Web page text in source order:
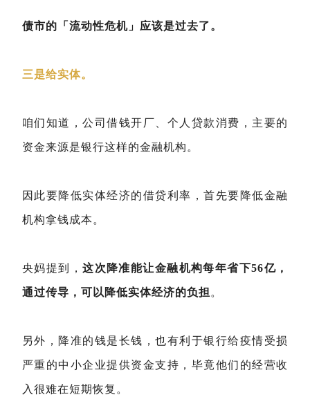
债市的「流动性危机」应该是过去了。
三是给实体。
咱们知道，公司借钱开厂、个人贷款消费，主要的
资金来源是银行这样的金融机构。
因此要降低实体经济的借贷利率，首先要降低金融
机构拿钱成本。
央妈提到，这次降准能让金融机构每年省下56亿，
通过传导，可以降低实体经济的负担 。
另外，降准的钱是长钱，也有利于银行给疫情受损
严重的中小企业提供资金支持，毕竟他们的经营收
入很难在短期恢复。